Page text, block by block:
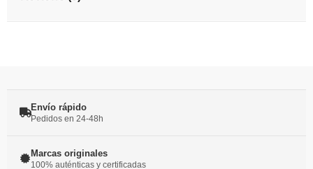
Envío rápido
Pedidos en 24-48h
Marcas originales
100% auténticas y certificadas